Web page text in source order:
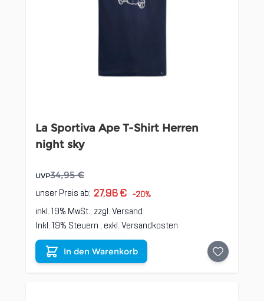
La Sportiva Ape T-Shirt Herren
night sky
UVP34,95 €
unser Preis ab: 27,96 € -20%
inkl. 19% MwSt., zzgl.Versand
Inkl. 19% Steuern , exkl.Versandkosten
In den Warenkorb